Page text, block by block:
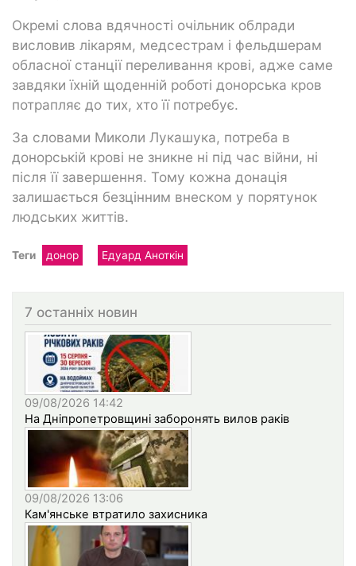
Окремі слова вдячності очільник облради
висловив лікарям, медсестрам і фельдшерам
обласної станції переливання крові, адже саме
завдяки їхній щоденній роботі донорська кров
потрапляє до тих, хто її потребує.
За словами Миколи Лукашука, потреба в
донорській крові не зникне ні під час війни, ні
після її завершення. Тому кожна донація
залишається безцінним внеском у порятунок
людських життів.
Теги донор Едуард Аноткін
7 останніх новин
09/08/2026 14:42
На Дніпропетровщині заборонять вилов раків
09/08/2026 13:06
Кам'янське втратило захисника